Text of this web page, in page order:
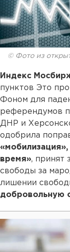
© Фото из
Индекс
пунктов Это
Фоном для
референдумов
ДНР и
одобрила
время», принят
свободы за
лишении
добровольную